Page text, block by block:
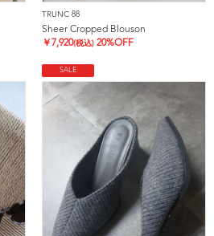
TRUNC 88
Sheer Cropped Blouson
￥ 7,920(税込) 20%OFF
SALE